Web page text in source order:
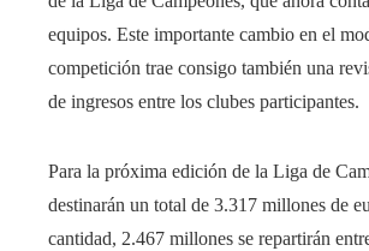
equipos. Este importante cambio en el
competición trae consigo también una
de ingresos entre los clubes participantes.
Para la próxima edición de la Liga de
destinarán un total de 3.317 millones de
cantidad, 2.467 millones se repartirán